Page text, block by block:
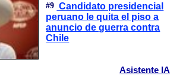
#9 Candidato presidencial
peruano le quita el piso a
anuncio de guerra contra
Chile
Asistente IA